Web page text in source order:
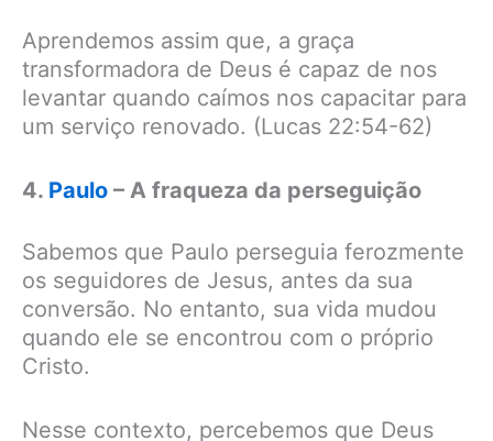
Aprendemos assim que, a graça
transformadora de Deus é capaz de nos
levantar quando caímos nos capacitar para
um serviço renovado. (Lucas 22:54-62)
4. Paulo – A fraqueza da perseguição
Sabemos que Paulo perseguia ferozmente
os seguidores de Jesus, antes da sua
conversão. No entanto, sua vida mudou
quando ele se encontrou com o próprio
Cristo.
Nesse contexto, percebemos que Deus